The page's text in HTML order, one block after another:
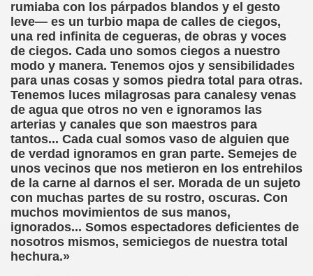
rumiaba con los párpados blandos y el gesto
leve— es un turbio mapa de calles de ciegos,
una red infinita de cegueras, de obras y voces
de ciegos. Cada uno somos ciegos a nuestro
modo y manera. Tenemos ojos y sensibilidades
para unas cosas y somos piedra total para otras.
Tenemos luces milagrosas para canalesy venas
de agua que otros no ven e ignoramos las
arterias y canales que son maestros para
tantos... Cada cual somos vaso de alguien que
de verdad ignoramos en gran parte. Semejes de
unos vecinos que nos metieron en los entrehilos
de la carne al darnos el ser. Morada de un sujeto
con muchas partes de su rostro, oscuras. Con
muchos movimientos de sus manos,
ignorados... Somos espectadores deficientes de
nosotros mismos, semiciegos de nuestra total
hechura.»
de Obstáculos (Juurmaa, J.)
de Escritura Táctil para Lectores con Ceguera o
de Hombres Ilustres de París (César Puente)
150è Aniversari mort de Louis Braille (CPB de l'ONCE a
Maestro (F. Javier Bernal García)
Vicente (F. Javier Bernal)
Paz)
Figueroa)
(Puri Águila)